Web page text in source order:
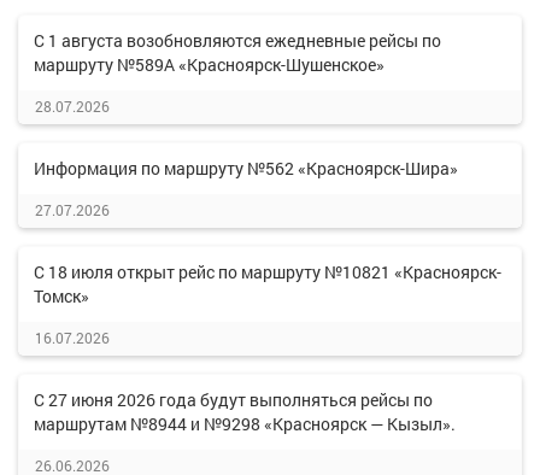
С 1 августа возобновляются ежедневные рейсы по
маршруту №589А «Красноярск-Шушенское»
28.07.2026
Информация по маршруту №562 «Красноярск-Шира»
27.07.2026
С 18 июля открыт рейс по маршруту №10821 «Красноярск-
Томск»
16.07.2026
С 27 июня 2026 года будут выполняться рейсы по
маршрутам №8944 и №9298 «Красноярск — Кызыл».
26.06.2026